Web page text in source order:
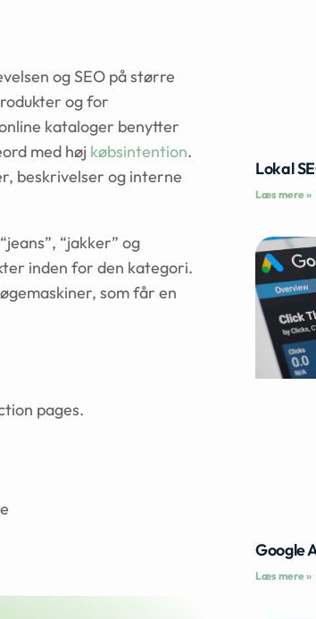
og SEO på større
og for
kataloger benytter
med høj købsintention.
beskrivelser og interne
“jakker” og
inden for den kategori.
som får en
pages.
Lokal
Læs mere »
Google
Læs mere »